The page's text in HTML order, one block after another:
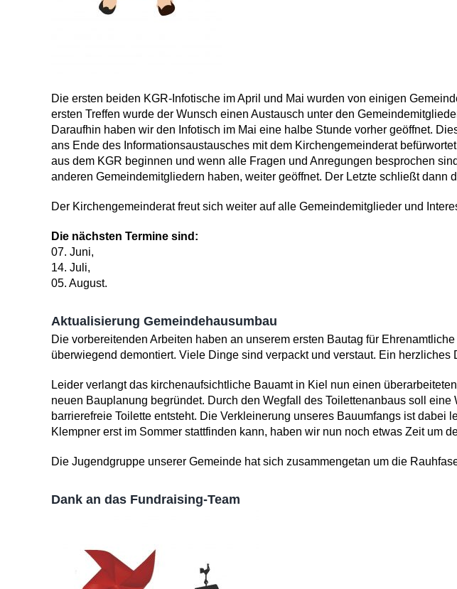
Die ersten beiden KGR-Infotische im Ap­ril und Mai wurden von einigen
ersten Tref­fen wurde der Wunsch ei­nen Austausch unter den
Daraufhin haben wir den Infotisch im Mai eine halbe Stunde vorher geöffnet.
ans Ende des Informa­tionsaustausches mit dem Kirchengemeinderat
aus dem KGR beginnen und wenn alle Fragen und Anregungen besprochen
anderen Gemeinde­mitgliedern haben, wei­ter geöffnet. Der Letzte schließt dann
Der Kirchengemeinderat freut sich weiter auf alle Gemeindemitglieder und
Die nächsten Termine sind:
07. Juni,
14. Juli,
05. August.
Aktualisierung Ge­meindehausumbau
Die vorbereitenden Ar­beiten haben an unserem ersten Bautag für
überwiegend demontiert. Viele Dinge sind verpackt und verstaut. Ein herzli­ches
Leider verlangt das kir­chenaufsichtliche Bau­amt in Kiel nun einen
neuen Bauplanung begründet. Durch den Wegfall des Toilettenan­baus soll
barrierefreie Toilette entsteht. Die Verkleinerung unseres Bauumfangs ist
Klempner erst im Sommer stattfin­den kann, haben wir nun noch etwas Zeit um
Die Jugendgruppe unse­rer Gemeinde hat sich zusammengetan um die
Dank an das Fundrai­sing-Team